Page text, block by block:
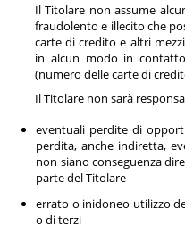
Il Titolare non assume
fraudolento e illecito che
carte di credito e altri
in alcun modo in
(numero delle carte di
Il Titolare non sarà
eventuali perdite di
perdita, anche indiretta,
non siano conseguenza
parte del Titolare
errato o inidoneo utilizzo
o di terzi